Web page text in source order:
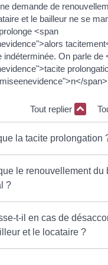
demande de
et le bailleur ne se
<span
indéterminée. On parle de
Tout replier
la tacite prolongation
le renouvellement du
?
t-il en cas de
et le locataire ?